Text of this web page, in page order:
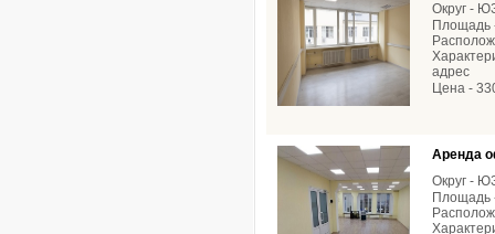
Округ -
Площадь
адрес
Цена -
Аренда
Округ -
Площадь